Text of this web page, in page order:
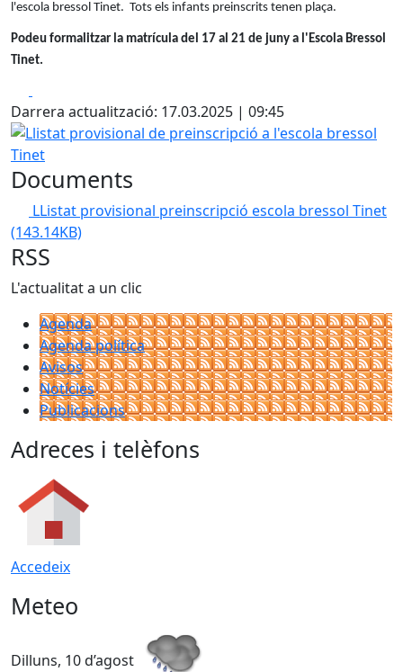
l'escola bressol Tinet. Tots els infants preinscrits tenen plaça.
Podeu formalitzar la matrícula del 17 al 21 de juny a l'Escola Bressol
Tinet.
Darrera actualització: 17.03.2025 | 09:45
Llistat provisional de preinscripció a l'escola bressol Tinet
Documents
LListat provisional preinscripció escola bressol Tinet
(143.14KB)
RSS
L'actualitat a un clic
Agenda
Agenda política
Avisos
Notícies
Publicacions
Adreces i telèfons
Accedeix
Meteo
Dilluns, 10 d’agost